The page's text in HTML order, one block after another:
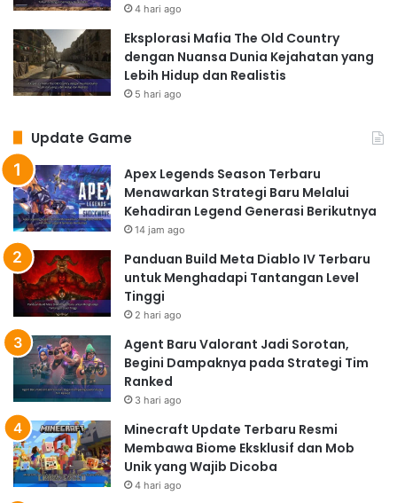
4 hari ago
Eksplorasi Mafia The Old Country
dengan Nuansa Dunia Kejahatan yang
Lebih Hidup dan Realistis
5 hari ago
Update Game
Apex Legends Season Terbaru
Menawarkan Strategi Baru Melalui
Kehadiran Legend Generasi Berikutnya
14 jam ago
Panduan Build Meta Diablo IV Terbaru
untuk Menghadapi Tantangan Level
Tinggi
2 hari ago
Agent Baru Valorant Jadi Sorotan,
Begini Dampaknya pada Strategi Tim
Ranked
3 hari ago
Minecraft Update Terbaru Resmi
Membawa Biome Eksklusif dan Mob
Unik yang Wajib Dicoba
4 hari ago